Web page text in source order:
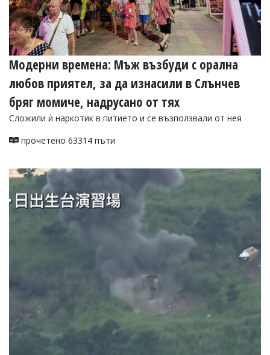
Модерни времена: Мъж възбуди с орална
любов приятел, за да изнасили в Слънчев
бряг момиче, надрусано от тях
Сложили ѝ наркотик в питието и се възползвали от нея
прочетено 63314 пъти